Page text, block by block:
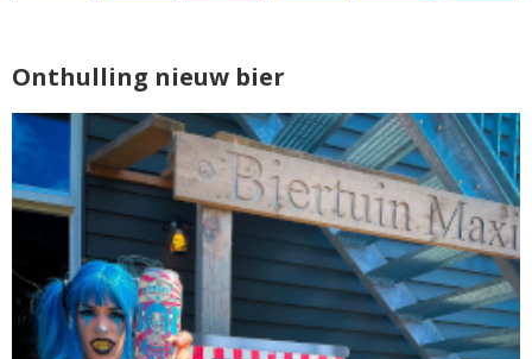
Onthulling nieuw bier